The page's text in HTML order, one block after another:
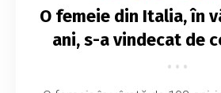
O femeie din Italia, în
ani, s-a vindecat de